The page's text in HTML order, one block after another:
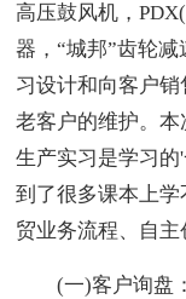
高压鼓风机，
器，“城邦”齿轮
习设计和向客户
老客户的维护。本
生产实习是学习
到了很多课本上
贸业务流程、自主
(一)客户询盘：